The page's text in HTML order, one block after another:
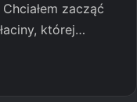
zacząć
której…